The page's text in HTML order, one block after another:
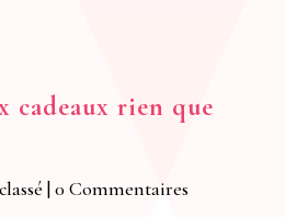
cadeaux rien que
| 0 Commentaires